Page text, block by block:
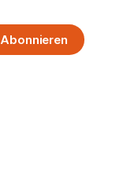
Abonnieren